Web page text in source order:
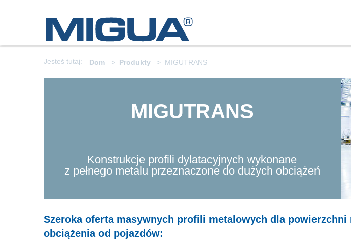
Jesteś tutaj: Dom Produkty MIGUTRANS
MIGUTRANS
Konstrukcje profili dylatacyjnych wykonane
z pełnego metalu przeznaczone do dużych obciążeń
Szeroka oferta masywnych profili metalowych dla powierzchni
obciążenia od pojazdów: